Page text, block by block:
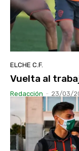
ELCHE C.F.
Vuelta al
Redacción - 23/03/